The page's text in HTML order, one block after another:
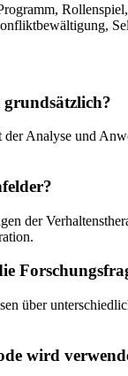
Analyse und
der
über
wird